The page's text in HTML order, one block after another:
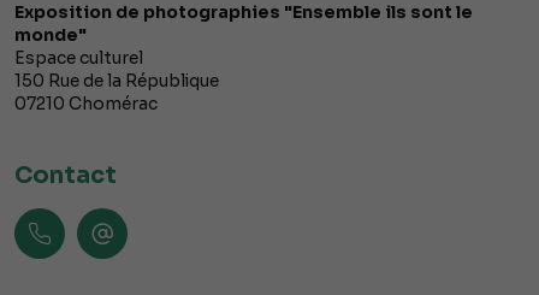
Exposition de photographies "Ensemble ils sont le
monde"
Espace culturel
150 Rue de la République
07210 Chomérac
Contact